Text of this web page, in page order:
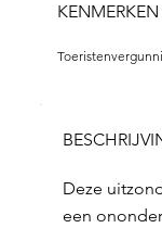
Deze
een